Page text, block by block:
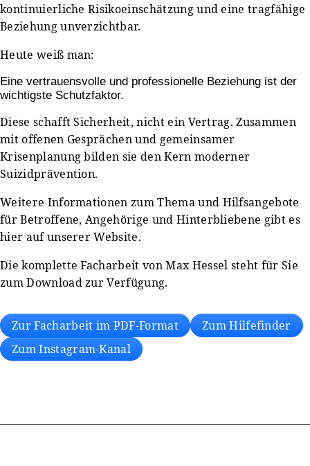
kontinuierliche Risikoeinschätzung und eine tragfähige
Beziehung unverzichtbar.
Heute weiß man:
Eine vertrauensvolle und professionelle Beziehung ist der
wichtigste Schutzfaktor.
Diese schafft Sicherheit, nicht ein Vertrag. Zusammen
mit offenen Gesprächen und gemeinsamer
Krisenplanung bilden sie den Kern moderner
Suizidprävention.
Weitere Informationen zum Thema und Hilfsangebote
für Betroffene, Angehörige und Hinterbliebene gibt es
hier auf unserer Website.
Die komplette Facharbeit von Max Hessel steht für Sie
zum Download zur Verfügung.
Zur Facharbeit im PDF-Format
Zum Hilfefinder
Zum Instagram-Kanal